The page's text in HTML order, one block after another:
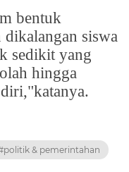
bentuk
siswa
sedikit yang
hingga
& pemerintahan